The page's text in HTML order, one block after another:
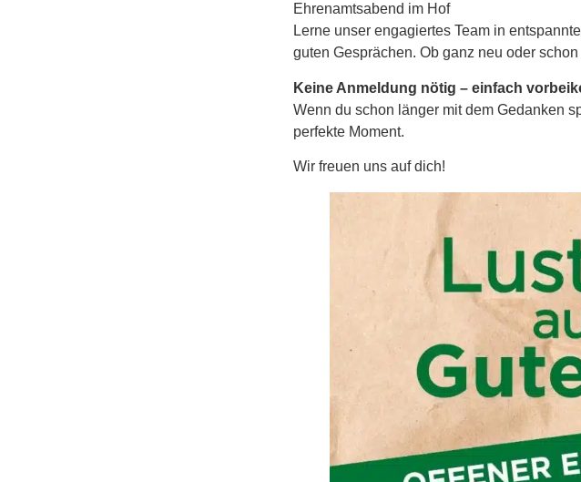
Ehrenamtsabend im Hof
Lerne unser engagiertes Team in
guten Gesprächen. Ob ganz neu oder
Keine Anmeldung nötig – einfach
Wenn du schon länger mit dem Gedanken
perfekte Moment.
Wir freuen uns auf dich!